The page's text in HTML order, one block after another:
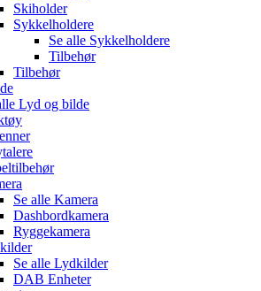
Skiholder
Sykkelholdere
Se alle Sykkelholdere
Tilbehør
Tilbehør
Lyd og bilde
Se alle Kamera
Dashbordkamera
Ryggekamera
Se alle Lydkilder
DAB Enheter